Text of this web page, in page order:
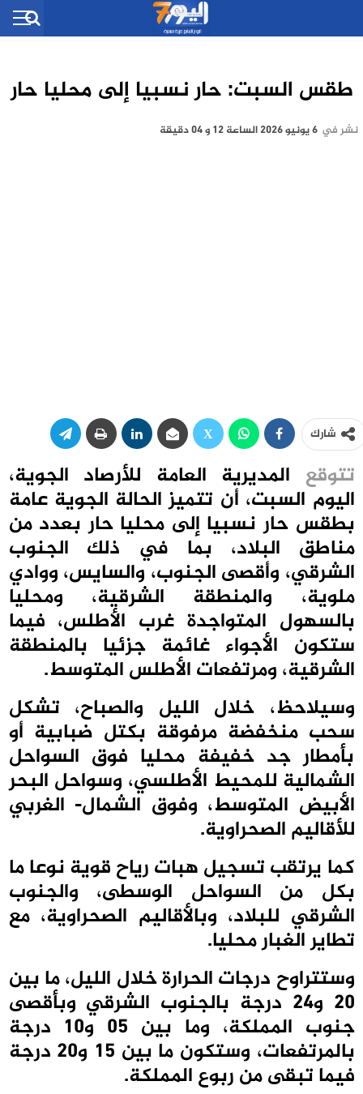
طقس السبت: حار نسبيا إلى محليا حار
نشر في 6 يونيو 2026 الساعة 12 و 04 دقيقة
شارك
تتوقع المديرية العامة للأرصاد الجوية،
اليوم السبت، أن تتميز الحالة الجوية عامة
بطقس حار نسبيا إلى محليا حار بعدد من
مناطق البلاد، بما في ذلك الجنوب
الشرقي، وأقصى الجنوب، والسايس، ووادي
ملوية، والمنطقة الشرقية، ومحليا
بالسهول المتواجدة غرب الأطلس، فيما
ستكون الأجواء غائمة جزئيا بالمنطقة
الشرقية، ومرتفعات الأطلس المتوسط.
وسيلاحظ، خلال الليل والصباح، تشكل
سحب منخفضة مرفوقة بكتل ضبابية أو
بأمطار جد خفيفة محليا فوق السواحل
الشمالية للمحيط الأطلسي، وسواحل البحر
الأبيض المتوسط، وفوق الشمال- الغربي
للأقاليم الصحراوية.
كما يرتقب تسجيل هبات رياح قوية نوعا ما
بكل من السواحل الوسطى، والجنوب
الشرقي للبلاد، وبالأقاليم الصحراوية، مع
تطاير الغبار محليا.
وستتراوح درجات الحرارة خلال الليل، ما بين
20 و24 درجة بالجنوب الشرقي وبأقصى
جنوب المملكة، وما بين 05 و10 درجة
بالمرتفعات، وستكون ما بين 15 و20 درجة
فيما تبقى من ربوع المملكة.